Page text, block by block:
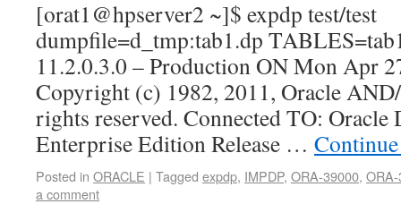
[orat1@hpserver2 ~]$ expdp test/test
dumpfile=d_tmp:tab1.dp
11.2.0.3.0 – Production ON Mon Apr
Copyright (c) 1982, 2011, Oracle
rights reserved. Connected TO:
Enterprise Edition Release …
Posted in ORACLE | Tagged expdp, IMPDP, ORA-39000,
a comment